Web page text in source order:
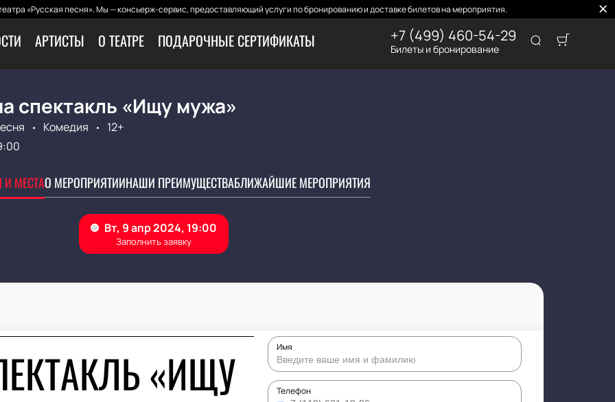
«Русская песня». Мы — консьерж-сервис, предоставляющий услуги по бронированию и доставке билетов на мероприятия.
АРТИСТЫ О ТЕАТРЕ ПОДАРОЧНЫЕ СЕРТИФИКАТЫ +7 (499) 460-54-29
Билеты и бронирование
спектакль «Ищу мужа»
Комедия
12+
МЕСТАО МЕРОПРИЯТИИНАШИ ПРЕИМУЩЕСТВАБЛИЖАЙШИЕ МЕРОПРИЯТИЯ
«ИЩУ Имя
Телефон